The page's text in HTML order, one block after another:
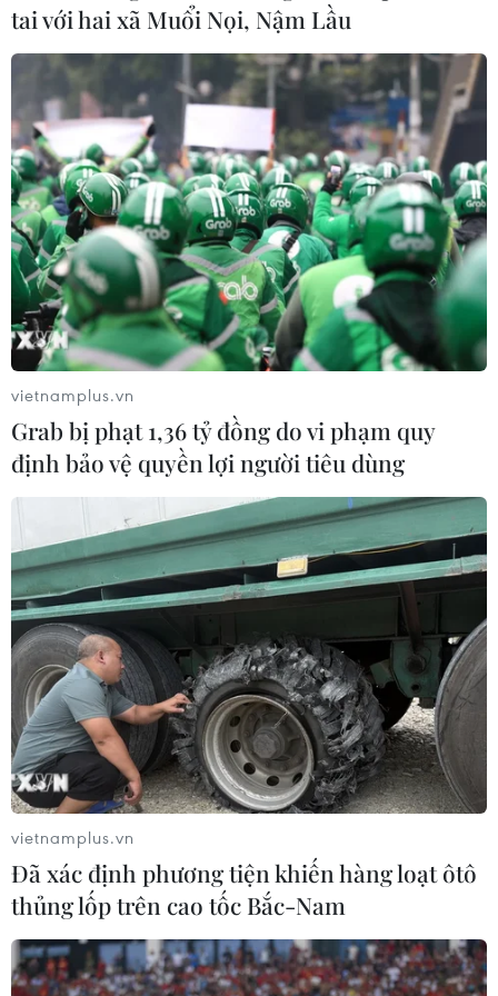
Lên phương án dự phòng, ứng phó mưa
bão khi tổ chức thi Tốt nghiệp THPT
22/06/2025 09:08
Bộ Giáo dục và Đào tạo đề nghị các địa phương rà soát
cơ sở vật chất, lên phương án dự phòng trong trưởng
hợp ảnh hưởng mưa bão và có phương án hỗ trợ thí
sinh đến điểm thi an toàn.
tai với hai xã Muổi Nọi, Nậm Lầu
vietnamplus.vn
Grab bị phạt 1,36 tỷ đồng do vi phạm quy
định bảo vệ quyền lợi người tiêu dùng
vietnamplus.vn
Đã xác định phương tiện khiến hàng loạt ôtô
thủng lốp trên cao tốc Bắc-Nam